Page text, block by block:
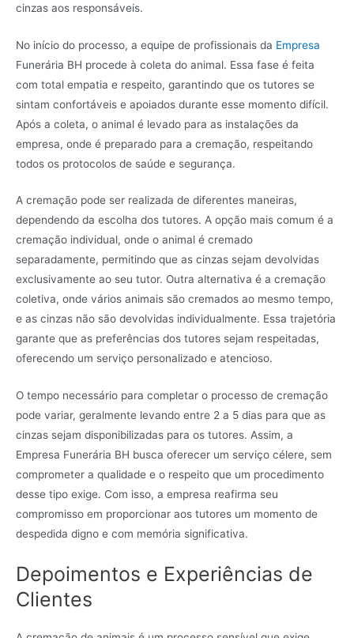
cinzas aos responsáveis.
No início do processo, a equipe de profissionais da Empresa
Funerária BH procede à coleta do animal. Essa fase é feita
com total empatia e respeito, garantindo que os tutores se
sintam confortáveis e apoiados durante esse momento difícil.
Após a coleta, o animal é levado para as instalações da
empresa, onde é preparado para a cremação, respeitando
todos os protocolos de saúde e segurança.
A cremação pode ser realizada de diferentes maneiras,
dependendo da escolha dos tutores. A opção mais comum é a
cremação individual, onde o animal é cremado
separadamente, permitindo que as cinzas sejam devolvidas
exclusivamente ao seu tutor. Outra alternativa é a cremação
coletiva, onde vários animais são cremados ao mesmo tempo,
e as cinzas não são devolvidas individualmente. Essa trajetória
garante que as preferências dos tutores sejam respeitadas,
oferecendo um serviço personalizado e atencioso.
O tempo necessário para completar o processo de cremação
pode variar, geralmente levando entre 2 a 5 dias para que as
cinzas sejam disponibilizadas para os tutores. Assim, a
Empresa Funerária BH busca oferecer um serviço célere, sem
comprometer a qualidade e o respeito que um procedimento
desse tipo exige. Com isso, a empresa reafirma seu
compromisso em proporcionar aos tutores um momento de
despedida digno e com memória significativa.
Depoimentos e Experiências de
Clientes